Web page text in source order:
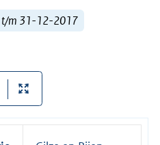
t/m 31-12-2017